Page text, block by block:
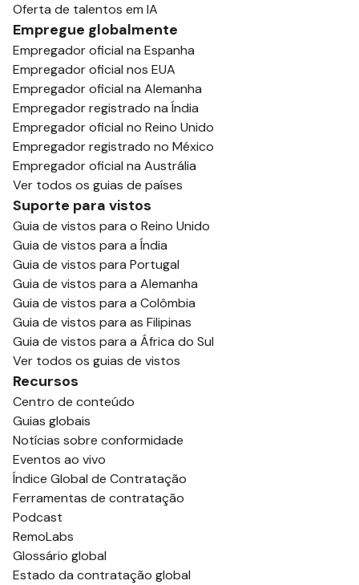
Oferta de talentos em IA
Empregue globalmente
Empregador oficial na Espanha
Empregador oficial nos EUA
Empregador oficial na Alemanha
Empregador registrado na Índia
Empregador oficial no Reino Unido
Empregador registrado no México
Empregador oficial na Austrália
Ver todos os guias de países
Suporte para vistos
Guia de vistos para o Reino Unido
Guia de vistos para a Índia
Guia de vistos para Portugal
Guia de vistos para a Alemanha
Guia de vistos para a Colômbia
Guia de vistos para as Filipinas
Guia de vistos para a África do Sul
Ver todos os guias de vistos
Recursos
Centro de conteúdo
Guias globais
Notícias sobre conformidade
Eventos ao vivo
Índice Global de Contratação
Ferramentas de contratação
Podcast
RemoLabs
Glossário global
Estado da contratação global